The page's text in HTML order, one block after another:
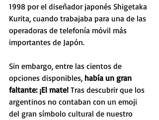
1998 por el diseñador japonés Shigetaka
Kurita, cuando trabajaba para una de las
operadoras de telefonía móvil más
importantes de Japón.
Sin embargo, entre las cientos de
opciones disponibles, había un gran
faltante: ¡El mate! Tras descubrir que los
argentinos no contaban con un emoji
del gran símbolo cultural de nuestro